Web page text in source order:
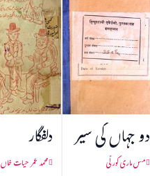
دو جہاں کی سیر
مس ماری کورلّی
دلفگار
محمد عمر حیات خاں